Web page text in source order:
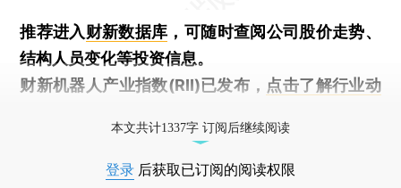
推荐进入财新数据库 ，可随时查阅公司股价走势、
结构人员变化等投资信息。
财新机器人产业指数(RII)已发布， 点击了解行业动
本文共计1337字 订阅后继续阅读
登录 后获取已订阅的阅读权限